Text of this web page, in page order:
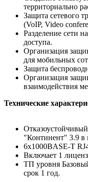
территориально
Защита сетевого
(VoIP, Video
Разделение сети
доступа.
Организация
для мобильных
Защита
Организация
взаимодействия
Технические
"Континент" 3.9 в
6x1000BASE-T
Включает 1
ТП уровня
срок 1 год.